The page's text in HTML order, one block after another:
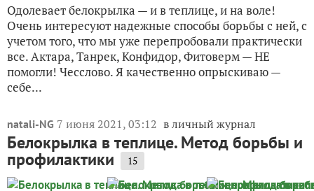
Одолевает белокрылка — и в теплице, и на воле!
Очень интересуют надежные способы борьбы с ней, с
учетом того, что мы уже перепробовали практически
все. Актара, Танрек, Конфидор, Фитоверм — НЕ
помогли! Чесслово. Я качественно опрыскиваю —
себе...
natali-NG 7 июня 2021, 03:12 в личный журнал
Белокрылка в теплице. Метод борьбы и
профилактики 15